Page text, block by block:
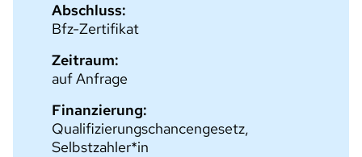
Abschluss:
Bfz-Zertifikat
Zeitraum:
auf Anfrage
Finanzierung:
Qualifizierungschancengesetz,
Selbstzahler*in